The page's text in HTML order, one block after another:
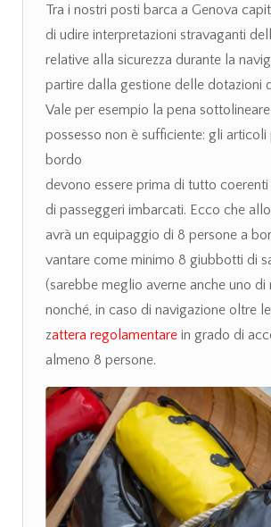
Tra i nostri posti barca a Genova
di udire interpretazioni stravaganti
relative alla sicurezza durante la
partire dalla gestione delle dotazioni
Vale per esempio la pena sottolineare
possesso non è sufficiente: gli articoli
bordo
devono essere prima di tutto
di passeggeri imbarcati. Ecco che
avrà un equipaggio di 8 persone a
vantare come minimo 8 giubbotti di
(sarebbe meglio averne anche uno di
nonché, in caso di navigazione oltre
zattera regolamentare in grado di
almeno 8 persone.